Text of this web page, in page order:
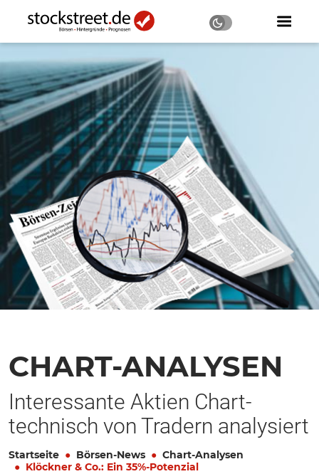
CHART-ANALYSEN
Interessante Aktien Chart-
technisch von Tradern analysiert
Startseite Börsen-News
Chart-Analysen
Klöckner & Co.: Ein 35%-Potenzial